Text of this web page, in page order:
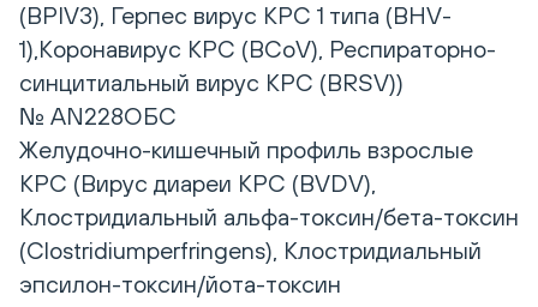
(BPIV3), Герпес вирус КРС 1 типа (BHV-
1),Коронавирус КРС (BCoV), Респираторно-
синцитиальный вирус КРС (BRSV))
№ AN228ОБС
Желудочно-кишечный профиль взрослые
КРС (Вирус диареи КРС (BVDV),
Клостридиальный альфа-токсин/бета-токсин
(Clostridiumperfringens), Клостридиальный
эпсилон-токсин/йота-токсин